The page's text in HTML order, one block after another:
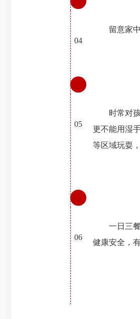
04
留意家
05
时常对
更不能用湿
等区域玩耍
06
一日三
健康安全，